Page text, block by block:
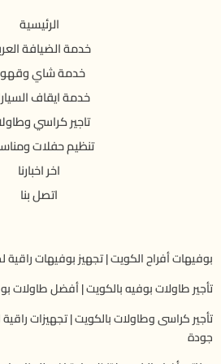
الرئيسية
خدمة الضيافة
خدمة شاي
خدمة ايقاف
تاجير كراسي
تنظيم حفلات
اخر اخبارنا
اتصل بنا
بوفيهات أفراح الكويت | تجهيز بوفيهات راقية
تأجير طاولات بوفيه بالكويت | أفضل طاولات
تأجير كراسى وطاولات بالكويت | تجهيزات
جودة